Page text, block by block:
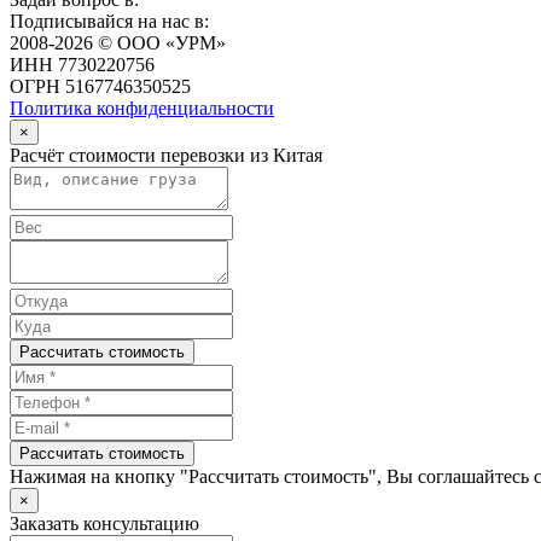
Подписывайся на нас в:
2008-2026 © ООО «УРМ»
ИНН 7730220756
ОГРН 5167746350525
Политика конфиденциальности
×
Расчёт стоимости перевозки из Китая
Рассчитать стоимость
Рассчитать стоимость
Нажимая на кнопку "Рассчитать стоимость", Вы соглашайтесь с
×
Заказать консультацию